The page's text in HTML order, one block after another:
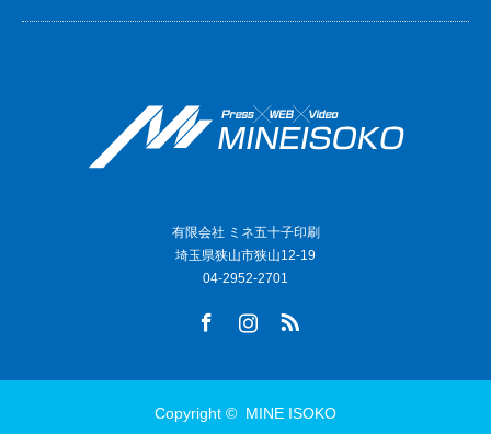
有限会社 ミネ五十子印刷
埼玉県狭山市狭山12-19
04-2952-2701
Copyright © MINE ISOKO